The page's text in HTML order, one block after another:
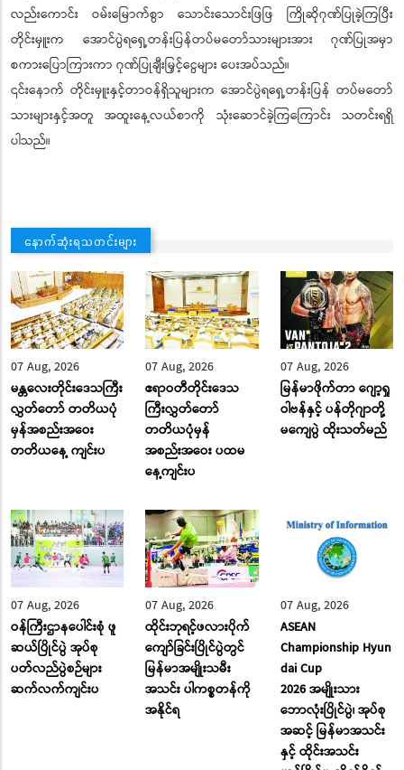
လည်းကောင်း ဝမ်းမြောက်စွာ သောင်းသောင်းဖြဖြ ကြိုဆိုဂုဏ်ပြုခဲ့ကြပြီး
တိုင်းမှူးက အောင်ပွဲရရှေ့တန်းပြန်တပ်မတော်သားများအား ဂုဏ်ပြုအမှာ
စကားပြောကြားကာ ဂုဏ်ပြုချီးမြှင့်ငွေများ ပေးအပ်သည်။
၎င်းနောက် တိုင်းမှူးနှင့်တာဝန်ရှိသူများက အောင်ပွဲရရှေ့တန်းပြန် တပ်မတော်
သားများနှင့်အတူ အထူးနေ့လယ်စာကို သုံးဆောင်ခဲ့ကြကြောင်း သတင်းရရှိ
ပါသည်။
နောက်ဆုံးရသတင်းများ
07 Aug, 2026
မန္တလေးတိုင်းဒေသကြီး
လွှတ်တော် တတိယပုံ
မှန်အစည်းအဝေး
တတိယနေ့ ကျင်းပ
07 Aug, 2026
ဧရာဝတီတိုင်းဒေသ
ကြီးလွှတ်တော်
တတိယပုံမှန်
အစည်းအဝေး ပထမ
နေ့ကျင်းပ
07 Aug, 2026
မြန်မာဖိုက်တာ ဂျော့ရှု
ဝါဗန်နှင့် ပန်တိုဂျာတို့
မကျေပွဲ ထိုးသတ်မည်
07 Aug, 2026
ဝန်ကြီးဌာနပေါင်းစုံ ဖူ
ဆယ်ပြိုင်ပွဲ အုပ်စု
ပတ်လည်ပွဲစဉ်များ
ဆက်လက်ကျင်းပ
07 Aug, 2026
ထိုင်းဘုရင့်ဖလားပိုက်
ကျော်ခြင်းပြိုင်ပွဲတွင်
မြန်မာအမျိုးသမီး
အသင်း ပါကစ္စတန်ကို
အနိုင်ရ
07 Aug, 2026
ASEAN
Championship Hyun
dai Cup
2026 အမျိုးသား
ဘောလုံးပြိုင်ပွဲ၊ အုပ်စု
အဆင့် မြန်မာအသင်း
နှင့် ထိုင်းအသင်း